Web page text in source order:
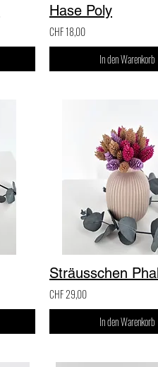
Hase Poly
CHF 18,00
In den Warenkorb
CHF 29,00
In den Warenkorb